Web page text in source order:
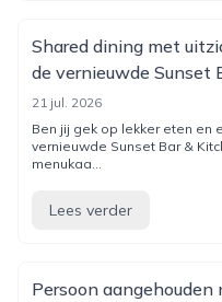
Shared dining met
de vernieuwde Sunset
21 jul. 2026
Ben jij gek op lekker eten en
vernieuwde Sunset Bar &
menukaa...
Lees verder
Persoon